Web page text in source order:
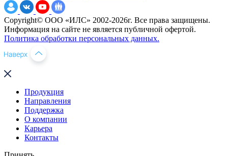
Copyright© ООО «ИЛС» 2002-2026г. Все права защищены.
Информация на сайте не является публичной офертой.
Политика обработки персональных данных.
Продукция
Направления
Поддержка
О компании
Карьера
Контакты